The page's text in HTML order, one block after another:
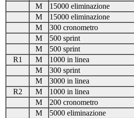
M
15000 eliminazione
M
15000 eliminazione
M
300 cronometro
M
500 sprint
M
500 sprint
R1
M 1000 in linea
M
300 sprint
M
3000 in linea
R2
M 1000 in linea
M
200 cronometro
M
5000 eliminazione